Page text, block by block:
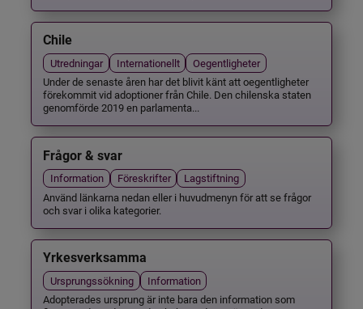
Chile
Utredningar Internationellt
Oegentligheter
Under de senaste åren har det blivit känt att oegentligheter
förekommit vid adoptioner från Chile. Den chilenska staten
genomförde 2019 en parlamenta...
Frågor & svar
Information Föreskrifter
Lagstiftning
Använd länkarna nedan eller i huvudmenyn för att se frågor
och svar i olika kategorier.
Yrkesverksamma
Ursprungssökning
Information
Adopterades ursprung är inte bara den information som